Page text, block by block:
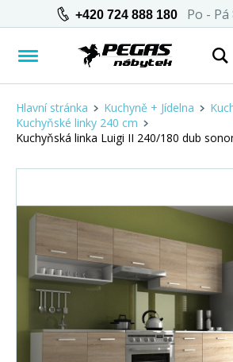
+420 724 888 180 Po - Pá
Hlavní stránka Kuchyně + Jídelna
Kuchyňské linky 240 cm
Kuchyňská linka Luigi II 240/180 dub